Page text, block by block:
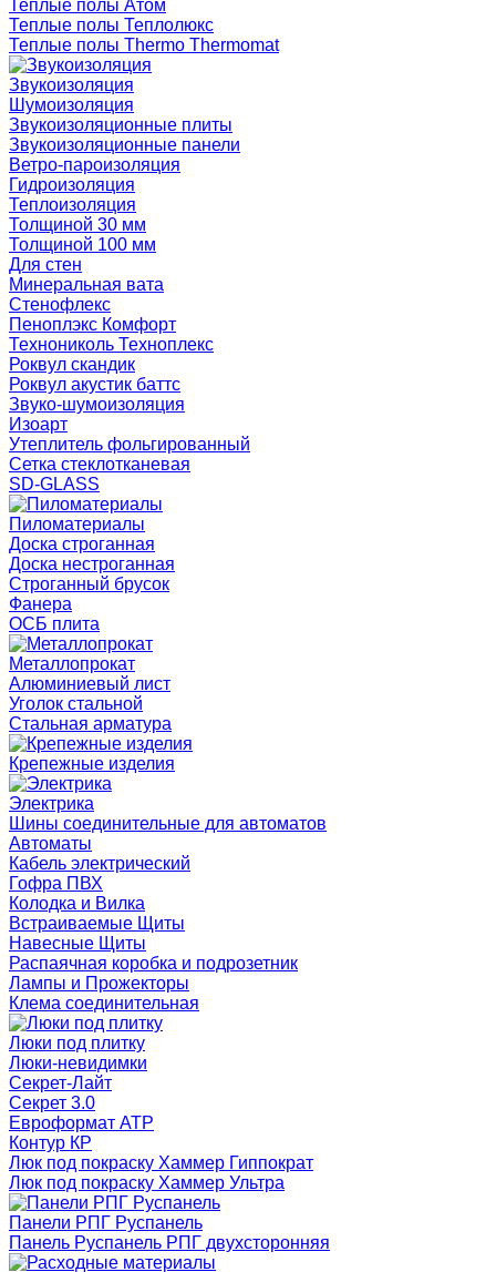
Теплые полы Атом
Теплые полы Теплолюкс
Теплые полы Thermo Thermomat
Звукоизоляция
Шумоизоляция
Звукоизоляционные плиты
Звукоизоляционные панели
Ветро-пароизоляция
Гидроизоляция
Теплоизоляция
Толщиной 30 мм
Толщиной 100 мм
Для стен
Минеральная вата
Стенофлекс
Пеноплэкс Комфорт
Технониколь Техноплекс
Роквул скандик
Роквул акустик баттс
Звуко-шумоизоляция
Изоарт
Утеплитель фольгированный
Сетка стеклотканевая
SD-GLASS
Пиломатериалы
Доска строганная
Доска нестроганная
Строганный брусок
Фанера
ОСБ плита
Металлопрокат
Алюминиевый лист
Уголок стальной
Стальная арматура
Крепежные изделия
Электрика
Шины соединительные для автоматов
Автоматы
Кабель электрический
Гофра ПВХ
Колодка и Вилка
Встраиваемые Щиты
Навесные Щиты
Распаячная коробка и подрозетник
Лампы и Прожекторы
Клема соединительная
Люки под плитку
Люки-невидимки
Секрет-Лайт
Секрет 3.0
Евроформат АТР
Контур КР
Люк под покраску Хаммер Гиппократ
Люк под покраску Хаммер Ультра
Панели РПГ Руспанель
Панель Руспанель РПГ двухсторонняя